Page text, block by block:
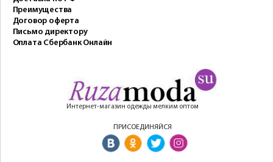
Преимущества
Договор оферта
Письмо директору
Оплата Сбербанк Онлайн
Интернет-магазин одежды мелким оптом
ПРИСОЕДИНЯЙСЯ